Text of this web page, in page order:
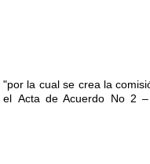
la cual se crea la
Acta de Acuerdo No 2